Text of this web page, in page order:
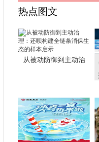
热点图文
从被动防御到主动治